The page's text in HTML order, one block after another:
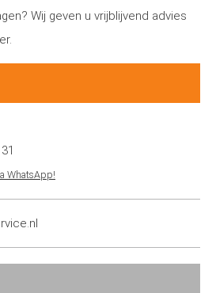
Wij geven u vrijblijvend advies
WhatsApp!